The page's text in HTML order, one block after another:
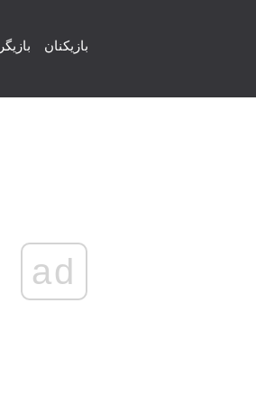
بازیگر بازیکنان
ad